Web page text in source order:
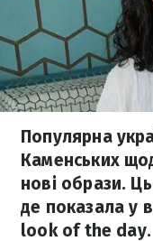
Популярна
Каменських
нові образи.
де показала у
look of the day.